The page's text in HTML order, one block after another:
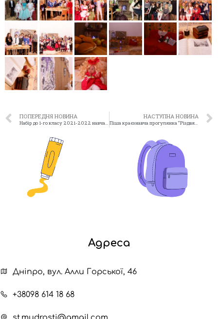
ПОПЕРЕДНЯ НОВИНА
Набір до 1-го класу 2021-2022 навчальний рік
НАСТУПНА НОВИНА
Піша краєзнавча прогулянка “Різдвяні блукання”
Адреса
Дніпро, вул. Алли Горської, 46
+38098 614 18 68